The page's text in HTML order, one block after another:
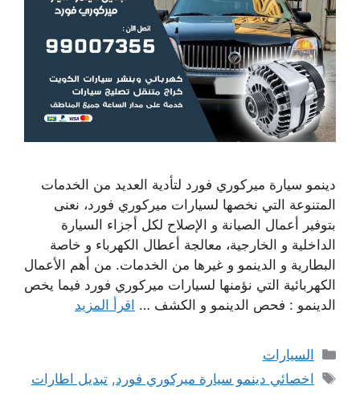
دينمو سيارة ميركوري فورد لتأدية العديد من الخدمات
المتنوعة التي نخصها لسيارات ميركوري فورد، نعنى
بتوفير أعمال الصيانة و الإصلاح لكل أجزاء السيارة
الداخلية و الخارجية، معالجة أعطال الكهرباء و خاصة
البطارية و الدينمو و غيرها من الخدمات. من أهم الأعمال
الكهربائية التي نؤمنها لسيارات ميركوري فورد فيما يخص
الدينمو : فحص الدينمو و الكشف … اقرأ المزيد
التصنيفات
السيارات
الوسوم
اخصائي دينمو سيارة ميركوري فورد,تبديل اطارات